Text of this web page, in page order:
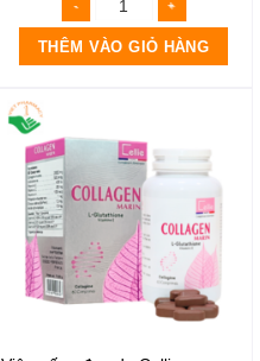
THÊM VÀO GIỎ HÀNG